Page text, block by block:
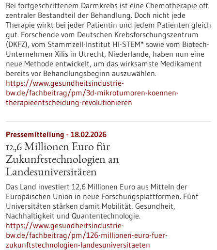
Bei fortgeschrittenem Darmkrebs ist eine Chemotherapie oft
zentraler Bestandteil der Behandlung. Doch nicht jede
Therapie wirkt bei jeder Patientin und jedem Patienten gleich
gut. Forschende vom Deutschen Krebsforschungszentrum
(DKFZ), vom Stammzell-Institut HI-STEM* sowie vom Biotech-
Unternehmen Xilis in Utrecht, Niederlande, haben nun eine
neue Methode entwickelt, um das wirksamste Medikament
bereits vor Behandlungsbeginn auszuwählen.
https://www.gesundheitsindustrie-
bw.de/fachbeitrag/pm/3d-mikrotumoren-koennen-
therapieentscheidung-revolutionieren
Pressemitteilung - 18.02.2026
12,6 Millionen Euro für
Zukunftstechnologien an
Landesuniversitäten
Das Land investiert 12,6 Millionen Euro aus Mitteln der
Europäischen Union in neue Forschungsplattformen. Fünf
Universitäten stärken damit Mobilität, Gesundheit,
Nachhaltigkeit und Quantentechnologie.
https://www.gesundheitsindustrie-
bw.de/fachbeitrag/pm/126-millionen-euro-fuer-
zukunftstechnologien-landesuniversitaeten